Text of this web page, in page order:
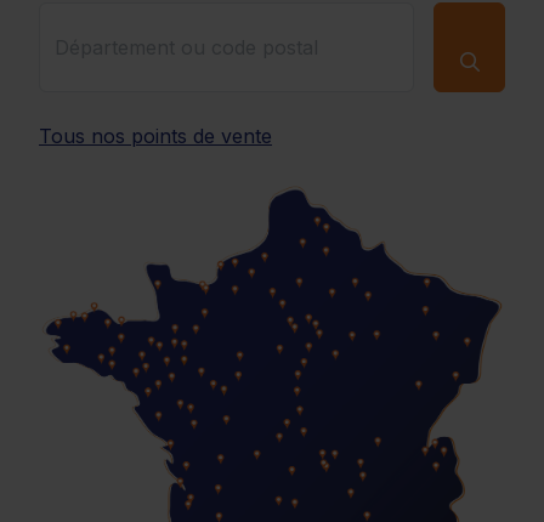
Tous nos points de vente